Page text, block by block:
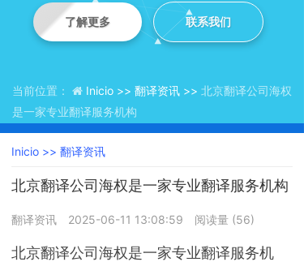
了解更多 联系我们
当前位置： Inicio >> 翻译资讯 >> 北京翻译公司海权
是一家专业翻译服务机构
Inicio >> 翻译资讯
北京翻译公司海权是一家专业翻译服务机构
翻译资讯 2025-06-11 13:08:59 阅读量 (56)
北京翻译公司海权是一家专业翻译服务机